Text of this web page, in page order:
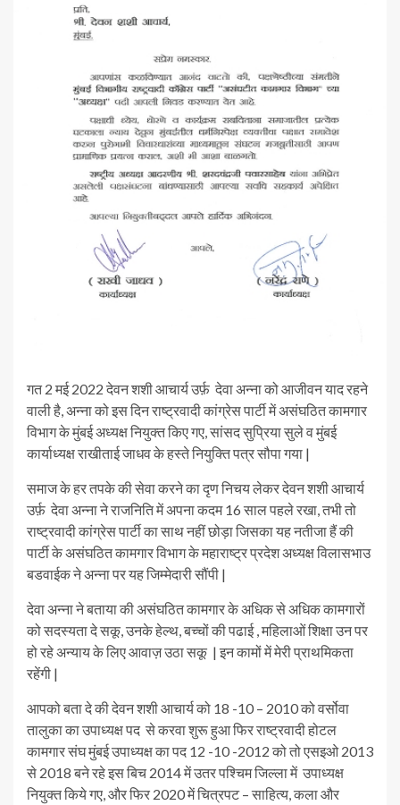
गत 2 मई 2022 देवन शशी आचार्य उर्फ़ देवा अन्ना को आजीवन याद रहने
वाली है, अन्ना को इस दिन राष्ट्रवादी कांग्रेस पार्टी में असंघठित कामगार
विभाग के मुंबई अध्यक्ष नियुक्त किए गए, सांसद सुप्रिया सुले व मुंबई
कार्याध्यक्ष राखीताई जाधव के हस्ते नियुक्ति पत्र सौपा गया |
समाज के हर तपके की सेवा करने का दृण निचय लेकर देवन शशी आचार्य
उर्फ़ देवा अन्ना ने राजनिति में अपना कदम 16 साल पहले रखा, तभी तो
राष्ट्रवादी कांग्रेस पार्टी का साथ नहीं छोड़ा जिसका यह नतीजा हैं की
पार्टी के असंघठित कामगार विभाग के महाराष्ट्र प्रदेश अध्यक्ष विलासभाउ
बडवाईक ने अन्ना पर यह जिम्मेदारी सौंपी |
देवा अन्ना ने बताया की असंघठित कामगार के अधिक से अधिक कामगारों
को सदस्यता दे सकू, उनके हेल्थ, बच्चों की पढाई , महिलाओं शिक्षा उन पर
हो रहे अन्याय के लिए आवाज़ उठा सकू | इन कामों में मेरी प्राथमिकता
रहेंगी |
आपको बता दे की देवन शशी आचार्य को 18 -10 – 2010 को वर्सोवा
तालुका का उपाध्यक्ष पद से करवा शुरू हुआ फिर राष्ट्रवादी होटल
कामगार संघ मुंबई उपाध्यक्ष का पद 12 -10 -2012 को तो एसइओ 2013
से 2018 बने रहे इस बिच 2014 में उतर पश्चिम जिल्ला में उपाध्यक्ष
नियुक्त किये गए, और फिर 2020 में चित्रपट – साहित्य, कला और